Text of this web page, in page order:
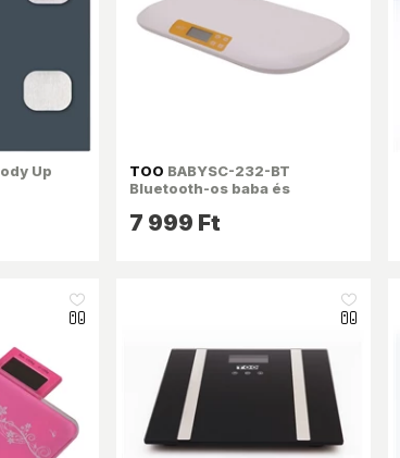
Up
TOO BABYSC-232-BT
Bluetooth-os baba és
7 999 Ft
like_16 like_16